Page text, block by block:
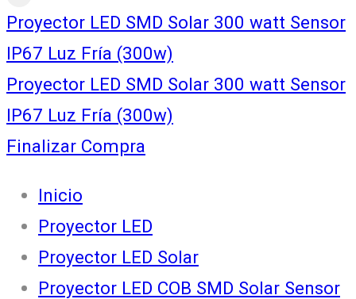
Proyector LED SMD Solar 300 watt Sensor
IP67 Luz Fría (300w)
Proyector LED SMD Solar 300 watt Sensor
IP67 Luz Fría (300w)
Finalizar Compra
Inicio
Proyector LED
Proyector LED Solar
Proyector LED COB SMD Solar Sensor